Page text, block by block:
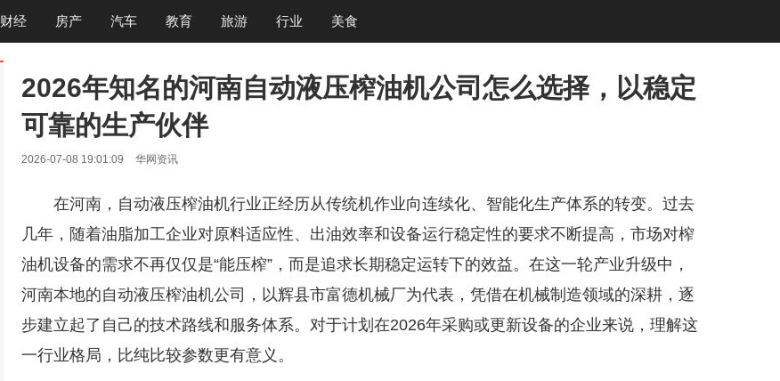
财经 房产 汽车 教育 旅游 行业 美食
2026年知名的河南自动液压榨油机公司怎么选择，以稳定
可靠的生产伙伴
2026-07-08 19:01:09 华网资讯
在河南，自动液压榨油机行业正经历从传统机作业向连续化、智能化生产体系的转变。过去
几年，随着油脂加工企业对原料适应性、出油效率和设备运行稳定性的要求不断提高，市场对榨
油机设备的需求不再仅仅是“能压榨”，而是追求长期稳定运转下的效益。在这一轮产业升级中，
河南本地的自动液压榨油机公司，以辉县市富德机械厂为代表，凭借在机械制造领域的深耕，逐
步建立起了自己的技术路线和服务体系。对于计划在2026年采购或更新设备的企业来说，理解这
一行业格局，比纯比较参数更有意义。